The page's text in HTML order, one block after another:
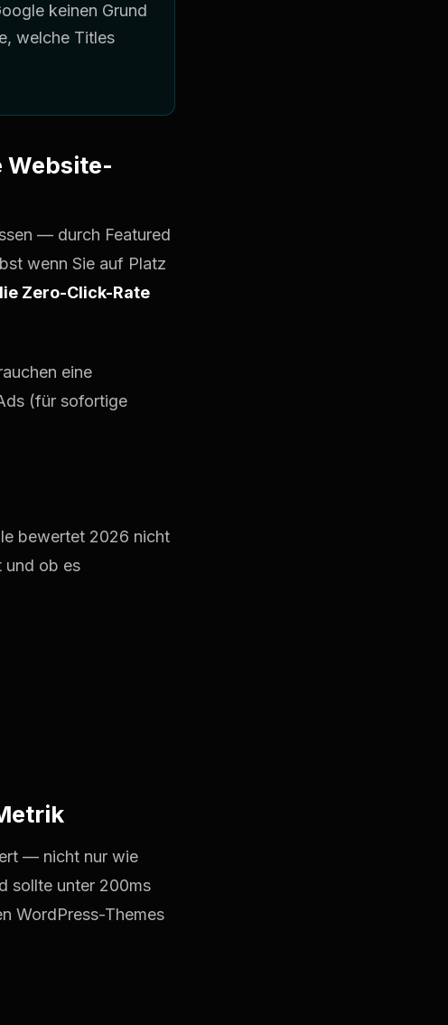
keinen Grund
welche Titles
Website-
— durch Featured
wenn Sie auf Platz
Zero-Click-Rate
eine
(für sofortige
bewertet 2026 nicht
und ob es
— nicht nur wie
sollte unter 200ms
WordPress-Themes